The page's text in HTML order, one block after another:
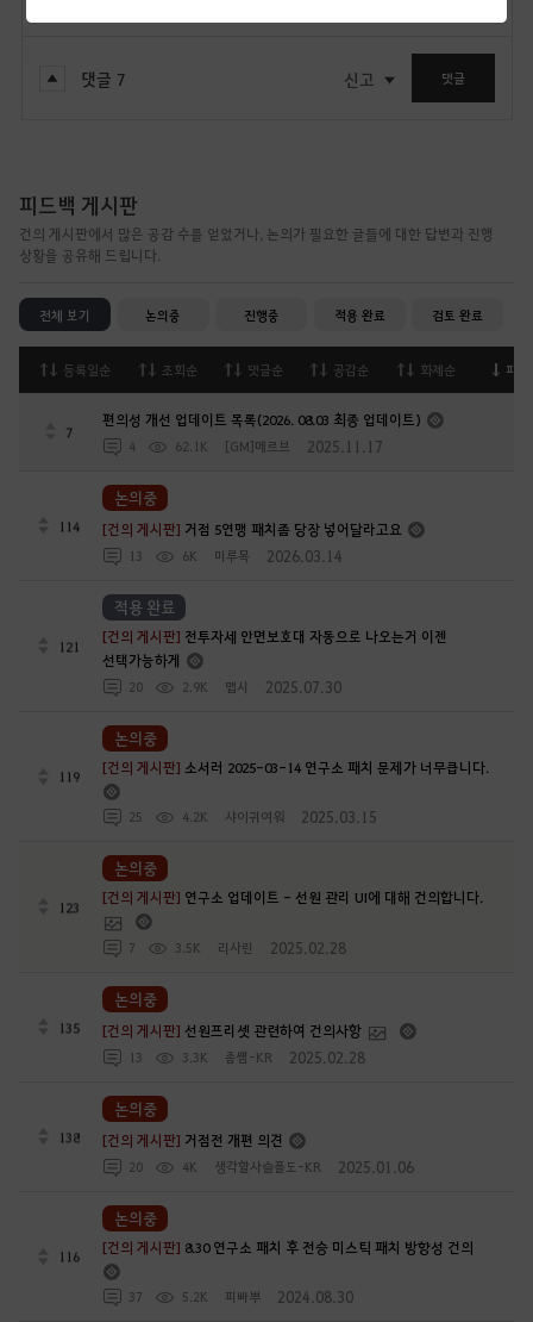
댓글 7 신고 댓글
피드백 게시판
건의 게시판에서 많은 공감 수를 얻었거나, 논의가 필요한 글들에 대한 답변과 진행
상황을 공유해 드립니다.
전체 보기 논의중 진행중 적용 완료 검토 완료
등록일순 조회순 댓글순 공감순 화제순 피
7
편의성 개선 업데이트 목록(2026. 08.03 최종 업데이트)
4 62.1K [GM]메르브 2025.11.17
114 [건의 게시판] 거점 5연맹 패치좀 당장 넣어달라고요
13 6K 미루목 2026.03.14
논의중
121
[건의 게시판] 전투자세 안면보호대 자동으로 나오는거 이젠
선택가능하게
20 2.9K 맵시 2025.07.30
적용 완료
119 [건의 게시판]소서러 2025-03-14 연구소 패치 문제가 너무큽니다.
25 4.2K 샤이귀여워 2025.03.15
논의중
123
[건의 게시판] 연구소 업데이트 - 선원 관리 UI에 대해 건의합니다.
7 3.5K 리사린 2025.02.28
논의중
135 [건의 게시판]선원프리셋 관련하여 건의사항
13 3.3K 좀썜-KR 2025.02.28
논의중
138 [건의 게시판] 거점전 개편 의견
20 4K 생각할사슬플도-KR 2025.01.06
논의중
116 [건의 게시판] 8.30 연구소 패치 후 전승 미스틱 패치 방향성 건의
37 5.2K 피빠뿌 2024.08.30
논의중